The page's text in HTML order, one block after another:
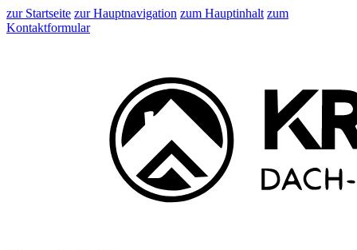
zur Startseite zur Hauptnavigation zum Hauptinhalt zum
Kontaktformular